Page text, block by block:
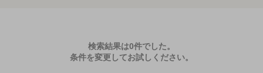
検索結果は0件でした。
条件を変更してお試しください。